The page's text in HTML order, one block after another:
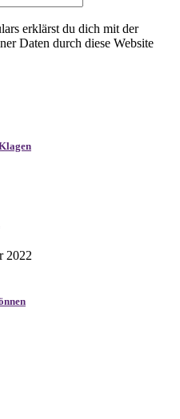
erklärst du dich mit der
Daten durch diese Website
2022